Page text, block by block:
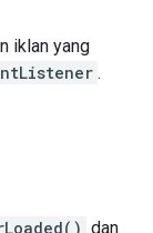
iklan yang
.
dan